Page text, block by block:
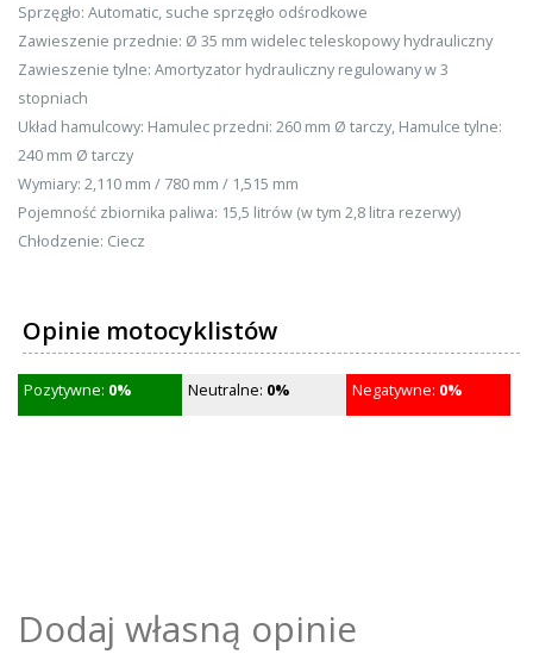
Sprzęgło: Automatic, suche sprzęgło odśrodkowe
Zawieszenie przednie: Ø 35 mm widelec teleskopowy hydrauliczny
Zawieszenie tylne: Amortyzator hydrauliczny regulowany w 3
stopniach
Układ hamulcowy: Hamulec przedni: 260 mm Ø tarczy, Hamulce tylne:
240 mm Ø tarczy
Wymiary: 2,110 mm / 780 mm / 1,515 mm
Pojemność zbiornika paliwa: 15,5 litrów (w tym 2,8 litra rezerwy)
Chłodzenie: Ciecz
Opinie motocyklistów
Pozytywne: 0% Neutralne: 0% Negatywne: 0%
Dodaj własną opinie